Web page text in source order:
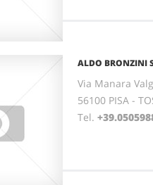
ALDO BRONZINI
Via Manara
56100 PISA -
Tel.